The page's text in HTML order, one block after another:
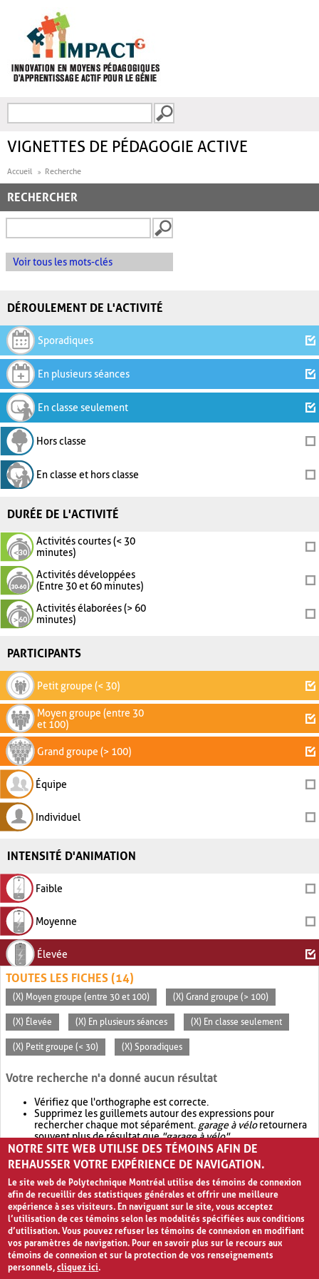
FORMULAIRE DE
VIGNETTES DE PÉDAGOGIE ACTIVE
Accueil Recherche
RECHERCHER
Voir tous les mots-clés
DÉROULEMENT DE L'ACTIVITÉ
Sporadiques
En plusieurs séances
En classe seulement
Hors classe
En classe et hors classe
DURÉE DE L'ACTIVITÉ
Activités courtes (< 30
minutes)
Activités développées
(Entre 30 et 60 minutes)
Activités élaborées (> 60
minutes)
PARTICIPANTS
Petit groupe (< 30)
Moyen groupe (entre 30
et 100)
Grand groupe (> 100)
Équipe
Individuel
INTENSITÉ D'ANIMATION
Faible
Moyenne
Élevée
TOUTES LES FICHES (14)
(X) Moyen groupe (entre 30 et 100) (X) Grand groupe (> 100)
(X) Élevée (X) En plusieurs séances (X) En classe seulement
(X) Petit groupe (< 30) (X) Sporadiques
Votre recherche n'a donné aucun résultat
Vérifiez que l'orthographe est correcte.
Supprimez les guillemets autour des expressions pour
rechercher chaque mot séparément. garage à véloretournera
souvent plus de résultat que"garage à vélo".
Envisagez d'élargir votre recherche avec OR.garage OR vélo
retournera souvent plus de résultat quegarage à vélo
NOTRE SITE WEB UTILISE DES TÉMOINS AFIN DE
REHAUSSER VOTRE EXPÉRIENCE DE NAVIGATION.
Le site web de Polytechnique Montréal utilise des témoins de connexion
afin de recueillir des statistiques générales et offrir une meilleure
expérience à ses visiteurs. En naviguant sur le site, vous acceptez
l’utilisation de ces témoins selon les modalités spécifiées aux conditions
d’utilisation. Vous pouvez refuser les témoins de connexion en modifiant
vos paramètres de navigation. Pour en savoir plus sur le recours aux
témoins de connexion et sur la protection de vos renseignements
personnels,cliquez ici.